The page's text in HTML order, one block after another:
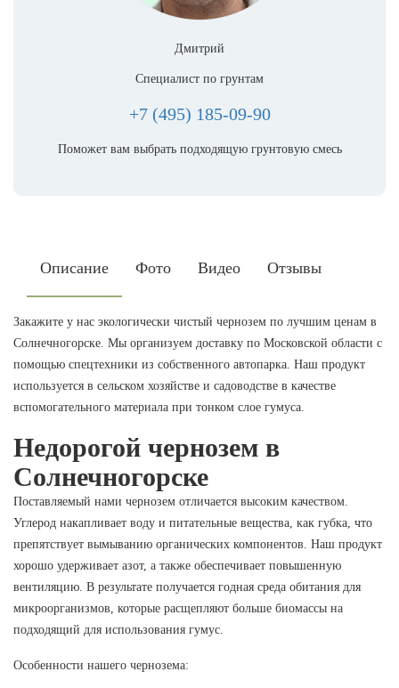
Дмитрий
Специалист по грунтам
+7 (495) 185-09-90
Поможет вам выбрать подходящую грунтовую смесь
Описание Фото Видео Отзывы
Закажите у нас экологически чистый чернозем по лучшим ценам в
Солнечногорске. Мы организуем доставку по Московской области с
помощью спецтехники из собственного автопарка. Наш продукт
используется в сельском хозяйстве и садоводстве в качестве
вспомогательного материала при тонком слое гумуса.
Недорогой чернозем в
Солнечногорске
Поставляемый нами чернозем отличается высоким качеством.
Углерод накапливает воду и питательные вещества, как губка, что
препятствует вымыванию органических компонентов. Наш продукт
хорошо удерживает азот, а также обеспечивает повышенную
вентиляцию. В результате получается годная среда обитания для
микроорганизмов, которые расщепляют больше биомассы на
подходящий для использования гумус.
Особенности нашего чернозема: